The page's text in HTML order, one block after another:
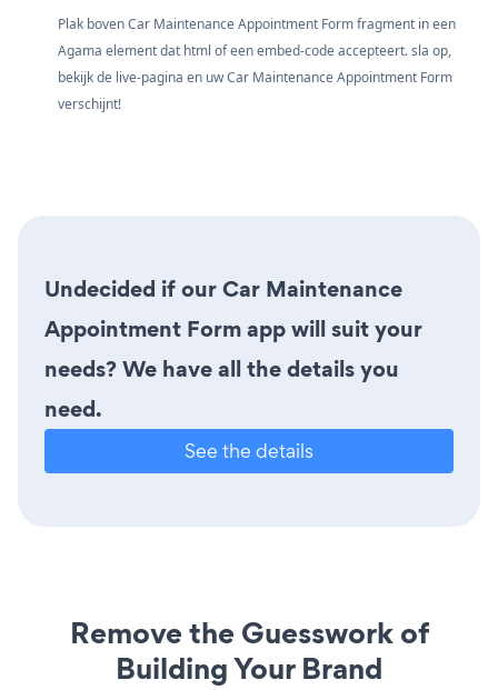
Plak boven Car Maintenance Appointment Form fragment in een
Agama element dat html of een embed-code accepteert. sla op,
bekijk de live-pagina en uw Car Maintenance Appointment Form
verschijnt!
Undecided if our Car Maintenance
Appointment Form app will suit your
needs? We have all the details you
need.
See the details
Remove the Guesswork of
Building Your Brand